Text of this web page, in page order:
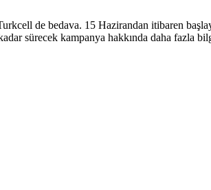
de bedava. 15 Hazirandan itibaren
sürecek kampanya hakkında daha fazla